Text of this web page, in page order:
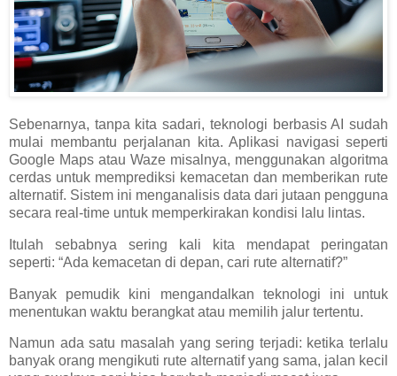
Sebenarnya, tanpa kita sadari, teknologi berbasis AI sudah
mulai membantu perjalanan kita. Aplikasi navigasi seperti
Google Maps atau Waze misalnya, menggunakan algoritma
cerdas untuk memprediksi kemacetan dan memberikan rute
alternatif. Sistem ini menganalisis data dari jutaan pengguna
secara real-time untuk memperkirakan kondisi lalu lintas.
Itulah sebabnya sering kali kita mendapat peringatan
seperti: “Ada kemacetan di depan, cari rute alternatif?”
Banyak pemudik kini mengandalkan teknologi ini untuk
menentukan waktu berangkat atau memilih jalur tertentu.
Namun ada satu masalah yang sering terjadi: ketika terlalu
banyak orang mengikuti rute alternatif yang sama, jalan kecil